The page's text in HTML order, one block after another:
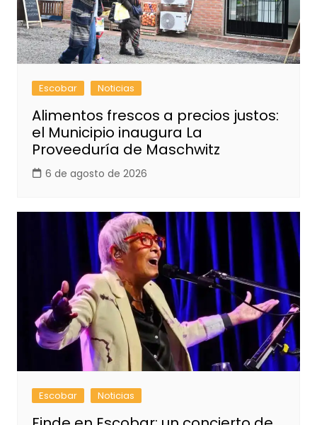
Escobar Noticias
Alimentos frescos a precios justos:
el Municipio inaugura La
Proveeduría de Maschwitz
6 de agosto de 2026
Escobar Noticias